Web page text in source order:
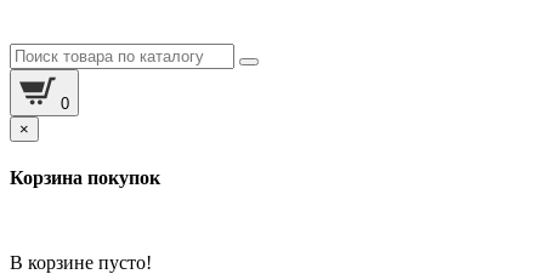
0
×
Корзина покупок
В корзине пусто!